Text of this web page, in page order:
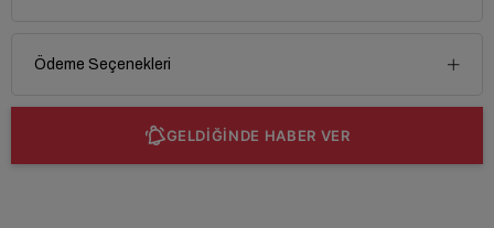
Ödeme Seçenekleri
GELDİĞİNDE HABER VER